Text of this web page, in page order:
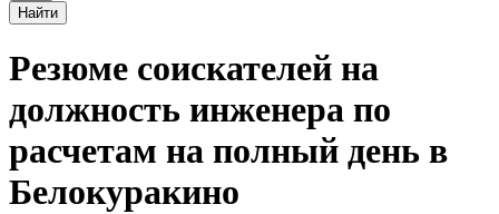
Найти
Резюме соискателей на
должность инженера по
расчетам на полный день в
Белокуракино